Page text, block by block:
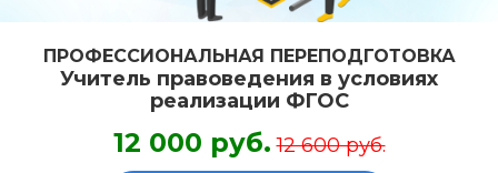
ПРОФЕССИОНАЛЬНАЯ ПЕРЕПОДГОТОВКА
Учитель правоведения в условиях
реализации ФГОС
12 000 руб. 12 600 руб.